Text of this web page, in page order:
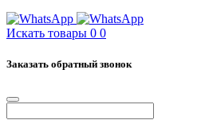
Искать товары 0 0
Заказать обратный звонок